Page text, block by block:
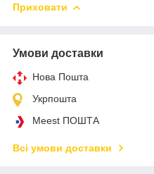
Приховати
Умови доставки
Нова Пошта
Укрпошта
Meest ПОШТА
Всі умови доставки